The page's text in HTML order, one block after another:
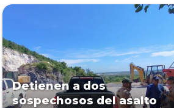
Detienen a dos
sospechosos del asalto